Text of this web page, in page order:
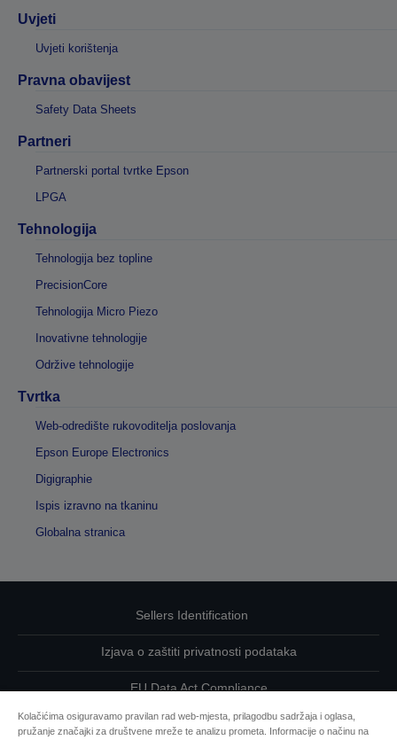
Uvjeti
Uvjeti korištenja
Pravna obavijest
Safety Data Sheets
Partneri
Partnerski portal tvrtke Epson
LPGA
Tehnologija
Tehnologija bez topline
PrecisionCore
Tehnologija Micro Piezo
Inovativne tehnologije
Održive tehnologije
Tvrtka
Web-odredište rukovoditelja poslovanja
Epson Europe Electronics
Digigraphie
Ispis izravno na tkaninu
Globalna stranica
Sellers Identification
Izjava o zaštiti privatnosti podataka
EU Data Act Compliance
Kontaktirajte nas u vezi svojih podataka
Kolačićima osiguravamo pravilan rad web-mjesta, prilagodbu sadržaja i oglasa,
pružanje značajki za društvene mreže te analizu prometa. Informacije o načinu na